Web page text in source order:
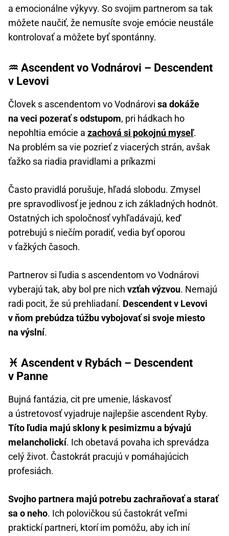
a emocionálne výkyvy. So svojim partnerom sa tak
môžete naučiť, že nemusíte svoje emócie neustále
kontrolovať a môžete byť spontánny.
♒ Ascendent vo Vodnárovi – Descendent
v Levovi
Človek s ascendentom vo Vodnárovi sa dokáže
na veci pozerať s odstupom, pri hádkach ho
nepohltia emócie a zachová si pokojnú myseľ.
Na problém sa vie pozrieť z viacerých strán, avšak
ťažko sa riadia pravidlami a príkazmi
Často pravidlá porušuje, hľadá slobodu. Zmysel
pre spravodlivosť je jednou z ich základných hodnôt.
Ostatných ich spoločnosť vyhľadávajú, keď
potrebujú s niečím poradiť, vedia byť oporou
v ťažkých časoch.
Partnerov si ľudia s ascendentom vo Vodnárovi
vyberajú tak, aby bol pre nich vzťah výzvou. Nemajú
radi pocit, že sú prehliadaní. Descendent v Levovi
v ňom prebúdza túžbu vybojovať si svoje miesto
na výslní.
♓ Ascendent v Rybách – Descendent
v Panne
Bujná fantázia, cit pre umenie, láskavosť
a ústretovosť vyjadruje najlepšie ascendent Ryby.
Títo ľudia majú sklony k pesimizmu a bývajú
melancholickí. Ich obetavá povaha ich sprevádza
celý život. Častokrát pracujú v pomáhajúcich
profesiách.
Svojho partnera majú potrebu zachraňovať a starať
sa o neho. Ich polovičkou sú častokrát veľmi
praktickí partneri, ktorí im pomôžu, aby ich iní